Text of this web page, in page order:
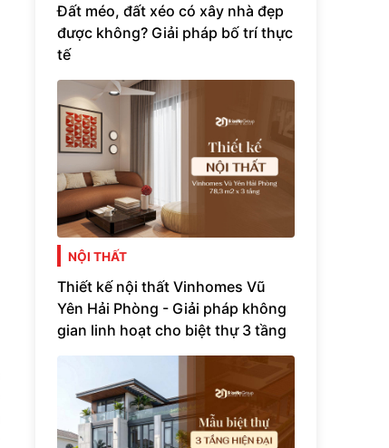
Đất méo, đất xéo có xây nhà đẹp
được không? Giải pháp bố trí thực
tế
NỘI THẤT
Thiết kế nội thất Vinhomes Vũ
Yên Hải Phòng - Giải pháp không
gian linh hoạt cho biệt thự 3 tầng